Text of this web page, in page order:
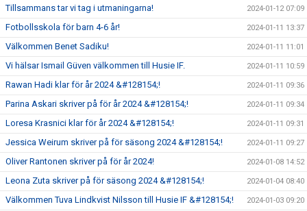
Tillsammans tar vi tag i utmaningarna! 2024-01-12 07:09
Fotbollsskola för barn 4-6 år! 2024-01-11 13:37
Välkommen Benet Sadiku! 2024-01-11 11:01
Vi hälsar Ismail Güven välkommen till Husie IF. 2024-01-11 10:59
Rawan Hadi klar för år 2024 &#128154;! 2024-01-11 09:36
Parina Askari skriver på för år 2024 &#128154;! 2024-01-11 09:34
Loresa Krasnici klar för år 2024 &#128154;! 2024-01-11 09:31
Jessica Weirum skriver på för säsong 2024 &#128154;! 2024-01-11 09:27
Oliver Rantonen skriver på för år 2024! 2024-01-08 14:52
Leona Zuta skriver på för säsong 2024 &#128154;! 2024-01-04 08:40
Välkommen Tuva Lindkvist Nilsson till Husie IF &#128154;! 2024-01-03 09:20